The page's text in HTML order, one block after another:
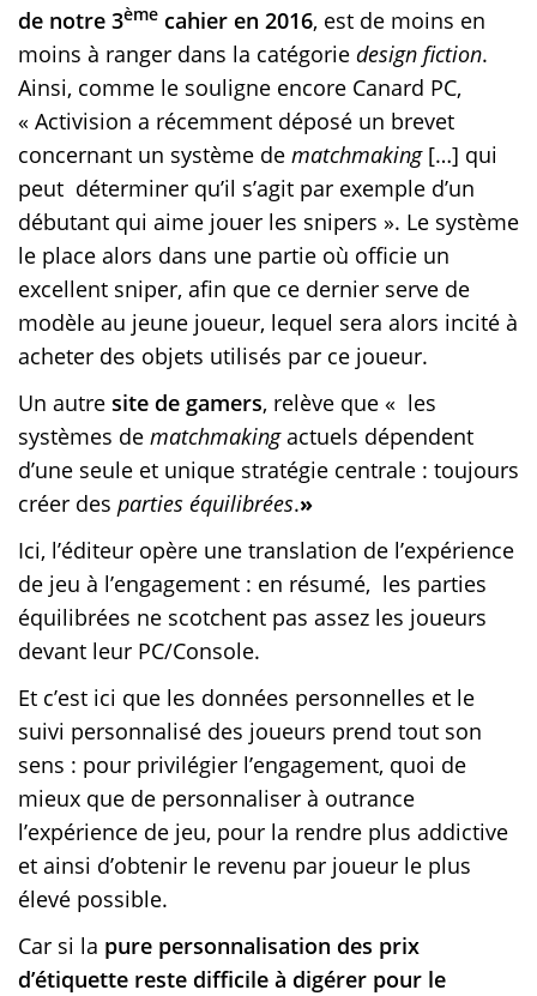
de notre 3ème cahier en 2016, est de moins en
moins à ranger dans la catégorie design fiction.
Ainsi, comme le souligne encore Canard PC,
« Activision a récemment déposé un brevet
concernant un système de matchmaking[…] qui
peut déterminer qu’il s’agit par exemple d’un
débutant qui aime jouer les snipers ». Le système
le place alors dans une partie où officie un
excellent sniper, afin que ce dernier serve de
modèle au jeune joueur, lequel sera alors incité à
acheter des objets utilisés par ce joueur.
Un autre site de gamers, relève que « les
systèmes de matchmakingactuels dépendent
d’une seule et unique stratégie centrale : toujours
créer des parties équilibrées.»
Ici, l’éditeur opère une translation de l’expérience
de jeu à l’engagement : en résumé, les parties
équilibrées ne scotchent pas assez les joueurs
devant leur PC/Console.
Et c’est ici que les données personnelles et le
suivi personnalisé des joueurs prend tout son
sens : pour privilégier l’engagement, quoi de
mieux que de personnaliser à outrance
l’expérience de jeu, pour la rendre plus addictive
et ainsi d’obtenir le revenu par joueur le plus
élevé possible.
Car si la pure personnalisation des prix
d’étiquette reste difficile à digérer pour le